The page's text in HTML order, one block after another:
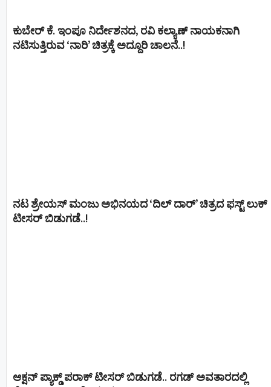
ಕುಬೇರ್ ಕೆ. ಇಂಪೂ ನಿರ್ದೇಶನದ, ರವಿ ಕಲ್ಯಾಣ್‍ ನಾಯಕನಾಗಿ
ನಟಿಸುತ್ತಿರುವ ‘ನಾರಿ’ ಚಿತ್ರಕ್ಕೆ ಅದ್ದೂರಿ ಚಾಲನೆ..!
ನಟ ಶ್ರೇಯಸ್ ಮಂಜು ಅಭಿನಯದ ‘ದಿಲ್ ದಾರ್’ ಚಿತ್ರದ ಫಸ್ಟ್ ಲುಕ್
ಟೀಸರ್ ಬಿಡುಗಡೆ..!
ಆಕ್ಷನ್ ಪ್ಯಾಕ್ಡ್ ಪರಾಕ್ ಟೀಸರ್ ಬಿಡುಗಡೆ.. ರಗಡ್ ಅವತಾರದಲ್ಲಿ